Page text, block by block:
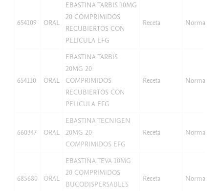
654109 ORAL
EBASTINA TARBIS 10MG
20 COMPRIMIDOS
RECUBIERTOS CON
PELICULA EFG
Receta Normal
654110 ORAL
EBASTINA TARBIS
20MG 20
COMPRIMIDOS
RECUBIERTOS CON
PELICULA EFG
Receta Normal
660347 ORAL
EBASTINA TECNIGEN
20MG 20
COMPRIMIDOS EFG
Receta Normal
685680 ORAL
EBASTINA TEVA 10MG
20 COMPRIMIDOS
BUCODISPERSABLES
Receta Normal